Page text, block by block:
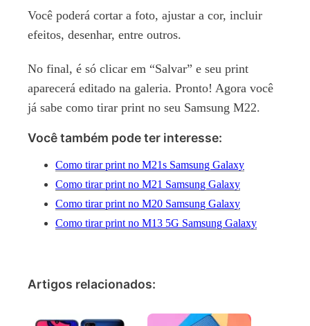
Você poderá cortar a foto, ajustar a cor, incluir
efeitos, desenhar, entre outros.
No final, é só clicar em “Salvar” e seu print
aparecerá editado na galeria. Pronto! Agora você
já sabe como tirar print no seu Samsung M22.
Você também pode ter interesse:
Como tirar print no M21s Samsung Galaxy
Como tirar print no M21 Samsung Galaxy
Como tirar print no M20 Samsung Galaxy
Como tirar print no M13 5G Samsung Galaxy
Artigos relacionados: